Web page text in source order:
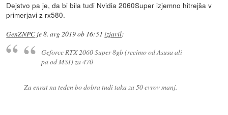
Dejstvo pa je, da bi bila tudi Nvidia 2060Super izjemno hitrejša v
primerjavi z rx580.
GenZNPCje8. avg 2019 ob 16:51 izjavil:
Geforce RTX 2060 Super 8gb (recimo od Asusa ali
pa od MSI) za 470
Za enrat na teden bo dobra tudi taka za 50 evrov manj.